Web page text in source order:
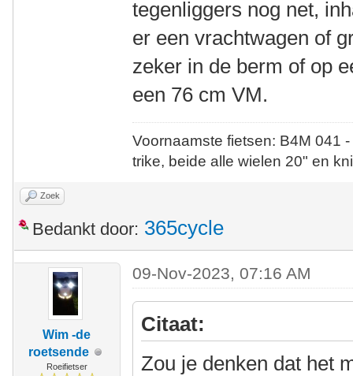
tegenliggers nog net,
er een vrachtwagen of
zeker in de berm of op
een 76 cm VM.
Voornaamste fietsen: B4M
trike, beide alle wielen 20" en
Zoek
Bedankt door: 365cycle
Wim -de
roetsende
Roeifietser
09-Nov-2023, 07:16 AM
Citaat:
Zou je denken dat het